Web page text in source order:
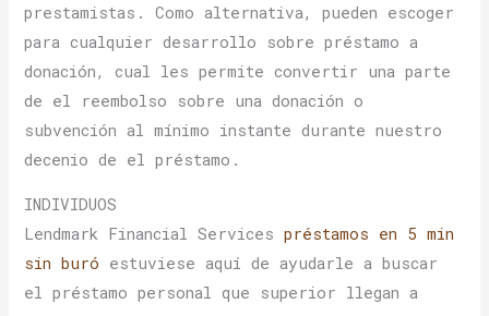
prestamistas. Como alternativa, pueden escoger
para cualquier desarrollo sobre préstamo a
donación, cual les permite convertir una parte
de el reembolso sobre una donación o
subvención al mí­nimo instante durante nuestro
decenio de el préstamo.
INDIVIDUOS
Lendmark Financial Servicespréstamos en 5 min
sin buró estuviese aquí de ayudarle a buscar
el préstamo personal que superior llegan a